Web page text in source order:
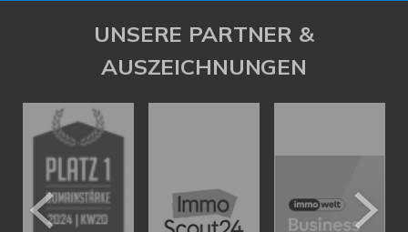
UNSERE PARTNER &
AUSZEICHNUNGEN